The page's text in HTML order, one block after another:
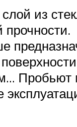
из
Пробьют